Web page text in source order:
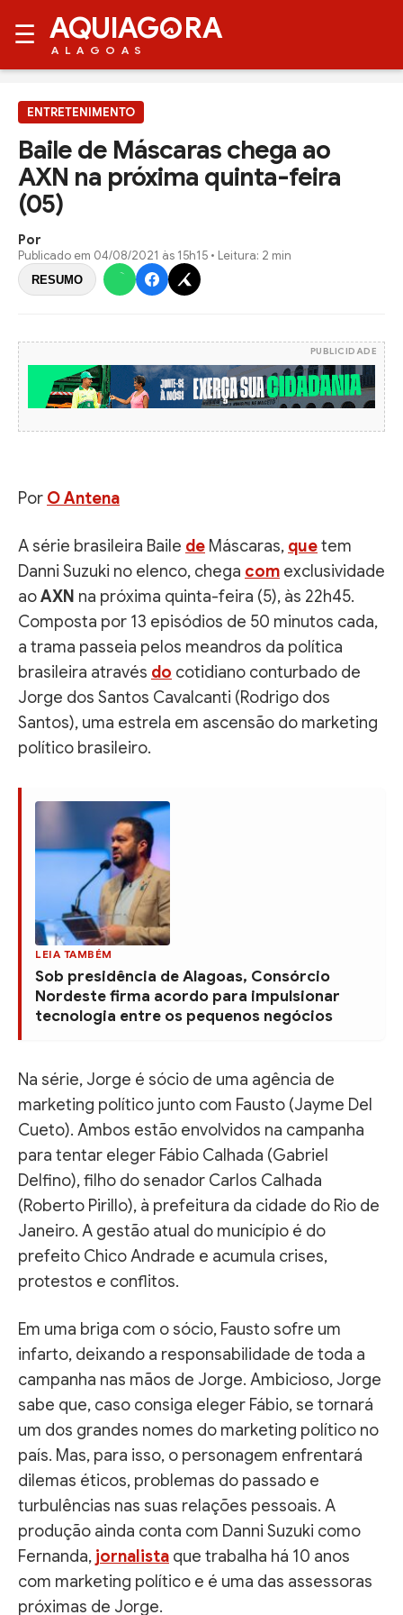
☰ AQUIAG RA
ALAGOAS
ENTRETENIMENTO
Baile de Máscaras chega ao
AXN na próxima quinta-feira
(05)
Por
Publicado em 04/08/2021 às 15h15 • Leitura: 2 min
RESUMO
PUBLICIDADE
Por O Antena
A série brasileira Baile de Máscaras, quetem
Danni Suzuki no elenco, chega com exclusividade
aoAXN na próxima quinta-feira (5), às 22h45.
Composta por 13 episódios de 50 minutos cada,
a trama passeia pelos meandros da política
brasileira através do cotidiano conturbado de
Jorge dos Santos Cavalcanti (Rodrigo dos
Santos), uma estrela em ascensão do marketing
político brasileiro.
LEIA TAMBÉM
Sob presidência de Alagoas, Consórcio
Nordeste firma acordo para impulsionar
tecnologia entre os pequenos negócios
Na série, Jorge é sócio de uma agência de
marketing político junto com Fausto (Jayme Del
Cueto). Ambos estão envolvidos na campanha
para tentar eleger Fábio Calhada (Gabriel
Delfino), filho do senador Carlos Calhada
(Roberto Pirillo), à prefeitura da cidade do Rio de
Janeiro. A gestão atual do município é do
prefeito Chico Andrade e acumula crises,
protestos e conflitos.
Em uma briga com o sócio, Fausto sofre um
infarto, deixando a responsabilidade de toda a
campanha nas mãos de Jorge. Ambicioso, Jorge
sabe que, caso consiga eleger Fábio, se tornará
um dos grandes nomes do marketing político no
país. Mas, para isso, o personagem enfrentará
dilemas éticos, problemas do passado e
turbulências nas suas relações pessoais. A
produção ainda conta com Danni Suzuki como
Fernanda, jornalista que trabalha há 10 anos
com marketing político e é uma das assessoras
próximas de Jorge.